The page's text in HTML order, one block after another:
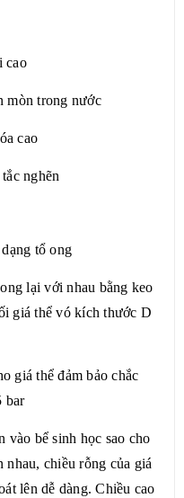
cao
mòn trong nước
cao
nghẽn
tổ ong
lại với nhau bằng keo
giá thể vó kích thước D
giá thể đảm bảo chắc
bar
vào bể sinh học sao cho
nhau, chiều rỗng của giá
lên dễ dàng. Chiều cao